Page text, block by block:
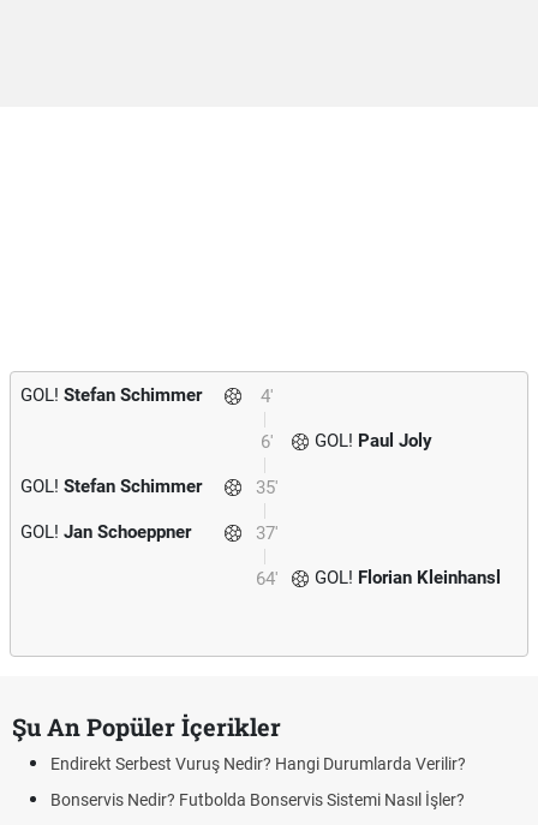
4'
GOL! Stefan Schimmer
6' GOL! Paul Joly
35'
GOL! Stefan Schimmer
37'
GOL! Jan Schoeppner
64' GOL! Florian Kleinhansl
Şu An Popüler İçerikler
Endirekt Serbest Vuruş Nedir? Hangi Durumlarda Verilir?
Bonservis Nedir? Futbolda Bonservis Sistemi Nasıl İşler?